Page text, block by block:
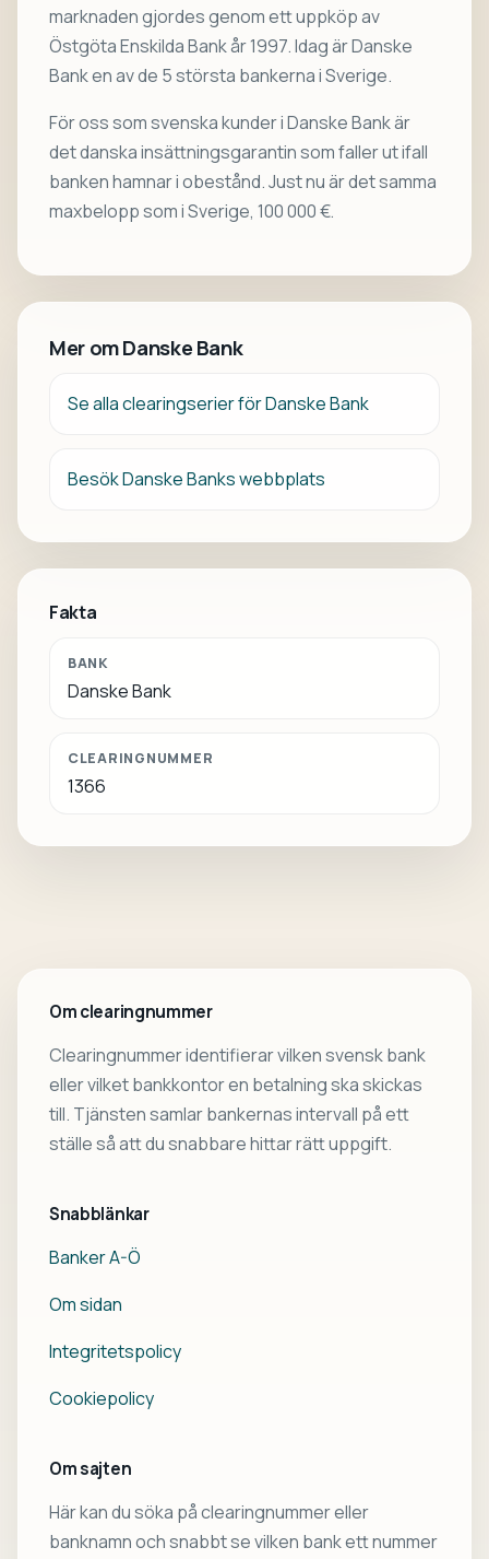
marknaden gjordes genom ett uppköp av
Östgöta Enskilda Bank år 1997. Idag är Danske
Bank en av de 5 största bankerna i Sverige.
För oss som svenska kunder i Danske Bank är
det danska insättningsgarantin som faller ut ifall
banken hamnar i obestånd. Just nu är det samma
maxbelopp som i Sverige, 100 000 €.
Mer om Danske Bank
Se alla clearingserier för Danske Bank
Besök Danske Banks webbplats
Fakta
BANK
Danske Bank
CLEARINGNUMMER
1366
Om clearingnummer
Clearingnummer identifierar vilken svensk bank
eller vilket bankkontor en betalning ska skickas
till. Tjänsten samlar bankernas intervall på ett
ställe så att du snabbare hittar rätt uppgift.
Snabblänkar
Banker A-Ö
Om sidan
Integritetspolicy
Cookiepolicy
Om sajten
Här kan du söka på clearingnummer eller
banknamn och snabbt se vilken bank ett nummer